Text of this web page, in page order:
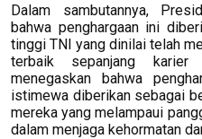
Dalam sambutannya,
bahwa penghargaan ini
tinggi TNI yang dinilai telah
terbaik sepanjang karier
menegaskan bahwa
istimewa diberikan sebagai
mereka yang melampaui
dalam menjaga kehormatan